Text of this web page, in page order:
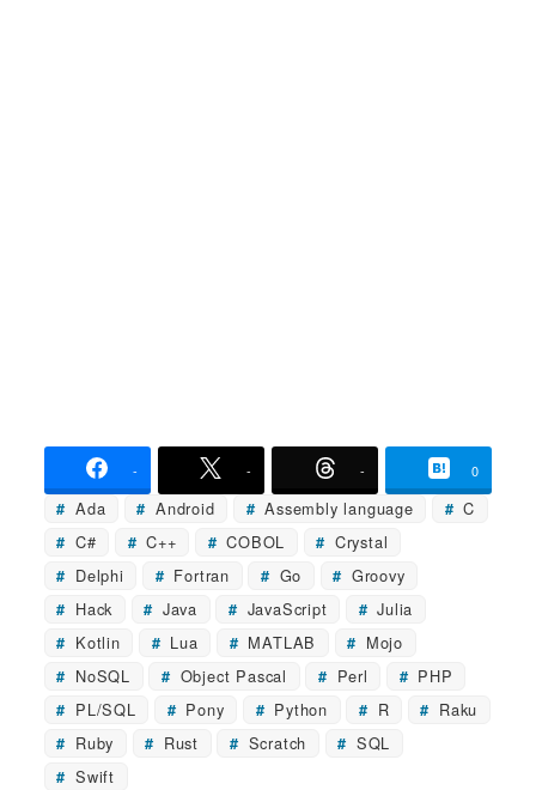
- - - 0
Ada Android Assembly language
C
C#
C++ COBOL
Crystal
Delphi
Fortran Go
Groovy
Hack
Java JavaScript
Julia
Kotlin
Lua MATLAB
Mojo
NoSQL
Object Pascal Perl
PHP
PL/SQL
Pony Python R
Raku
Ruby
Rust Scratch
SQL
Swift